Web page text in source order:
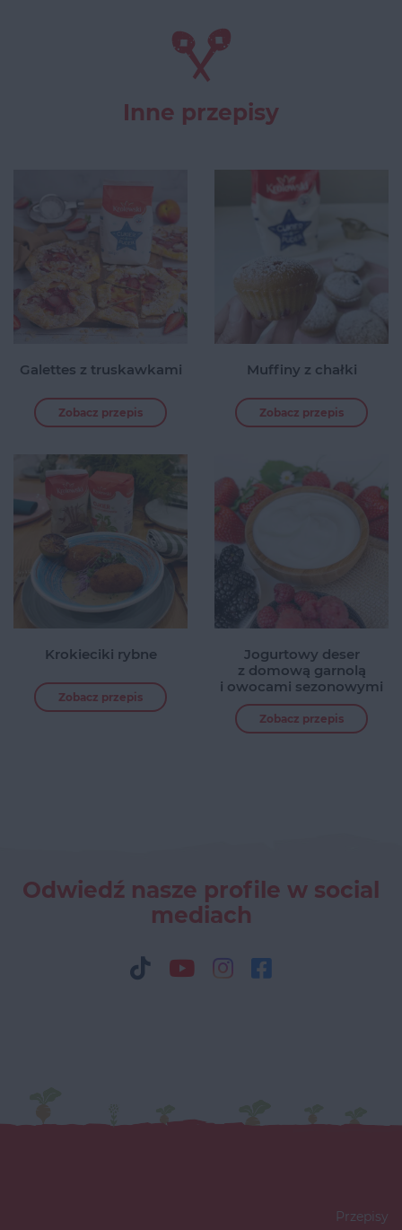
Inne przepisy
Galettes z truskawkami
Zobacz przepis
Muffiny z chałki
Zobacz przepis
Krokieciki rybne
Zobacz przepis
Jogurtowy deser
z domową garnolą
i owocami sezonowymi
Zobacz przepis
Odwiedź nasze profile w social
mediach
Przepisy